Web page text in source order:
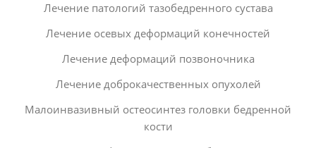
Лечение патологий тазобедренного сустава
Лечение осевых деформаций конечностей
Лечение деформаций позвоночника
Лечение доброкачественных опухолей
Малоинвазивный остеосинтез головки бедренной
кости